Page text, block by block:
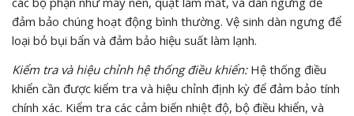
đảm bảo chúng hoạt động bình thường. Vệ sinh dàn ngưng để
loại bỏ bụi bẩn và đảm bảo hiệu suất làm lạnh.
Kiểm tra và hiệu chỉnh hệ thống điều khiển:Hệ thống điều
khiển cần được kiểm tra và hiệu chỉnh định kỳ để đảm bảo tính
chính xác. Kiểm tra các cảm biến nhiệt độ, bộ điều khiển, và